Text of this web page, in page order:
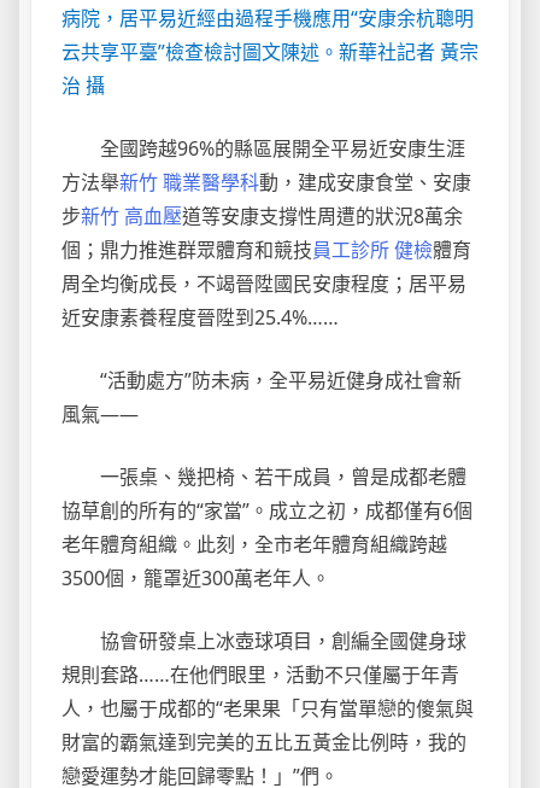
病院，居平易近經由過程手機應用“安康余杭聰明
云共享平臺”檢查檢討圖文陳述。新華社記者 黃宗
治 攝
全國跨越96%的縣區展開全平易近安康生涯
方法舉新竹 職業醫學科動，建成安康食堂、安康
步新竹 高血壓道等安康支撐性周遭的狀況8萬余
個；鼎力推進群眾體育和競技員工診所 健檢體育
周全均衡成長，不竭晉陞國民安康程度；居平易
近安康素養程度晉陞到25.4%……
“活動處方”防未病，全平易近健身成社會新
風氣——
一張桌、幾把椅、若干成員，曾是成都老體
協草創的所有的“家當”。成立之初，成都僅有6個
老年體育組織。此刻，全市老年體育組織跨越
3500個，籠罩近300萬老年人。
協會研發桌上冰壺球項目，創編全國健身球
規則套路……在他們眼里，活動不只僅屬于年青
人，也屬于成都的“老果果「只有當單戀的傻氣與
財富的霸氣達到完美的五比五黃金比例時，我的
戀愛運勢才能回歸零點！」”們。